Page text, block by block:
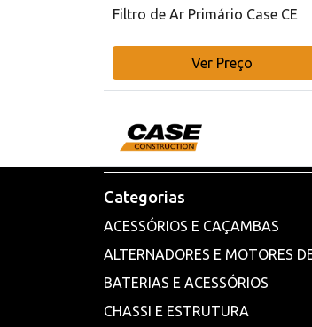
Filtro de Ar Primário Case CE
Ver Preço
Categorias
ACESSÓRIOS E CAÇAMBAS
ALTERNADORES E MOTORES
BATERIAS E ACESSÓRIOS
CHASSI E ESTRUTURA